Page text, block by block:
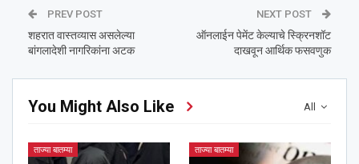
PREV POST
शहरात वास्तव्यास असलेल्या
बांगलादेशी नागरिकांना अटक
NEXT POST
ऑनलाईन पेमेंट केल्याचे स्क्रिनशॉट
दाखवून आर्थिक फसवणुक
All
You Might Also Like
ताज्या बातम्या ताज्या बातम्या